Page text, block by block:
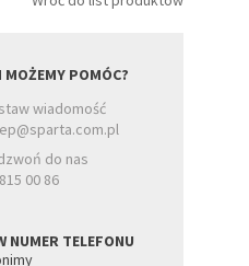
MOŻEMY POMÓC?
wiadomość
do nas
00 86
NUMER TELEFONU